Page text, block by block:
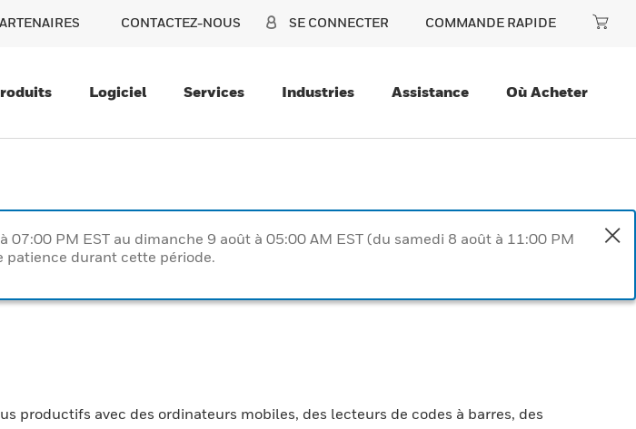
CONTACTEZ-NOUS SE CONNECTER COMMANDE RAPIDE
Logiciel Services Industries Assistance Où Acheter
PM EST au dimanche 9 août à 05:00 AM EST (du samedi 8 août à 11:00 PM
patience durant cette période.
avec des ordinateurs mobiles, des lecteurs de codes à barres, des